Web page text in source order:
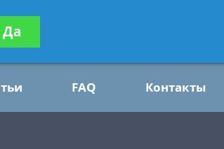
бесплатно
FAQ Контакты
Да